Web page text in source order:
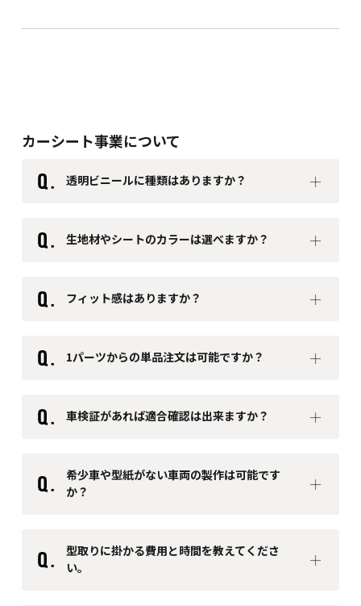
カーシート事業について
透明ビニールに種類はありますか？
・ 難燃機能付きビニール材
生地材やシートのカラーは選べますか？
フィット感はありますか？
1パーツからの単品注文は可能ですか？
車検証があれば適合確認は出来ますか？
希少車や型紙がない車両の製作は可能です
か？
型取りに掛かる費用と時間を教えてくださ
い。